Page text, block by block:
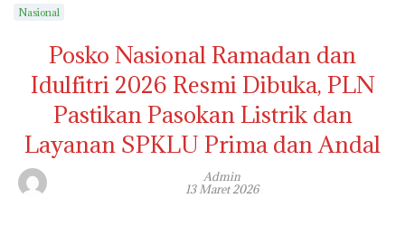
Nasional
Posko Nasional Ramadan dan
Idulfitri 2026 Resmi Dibuka, PLN
Pastikan Pasokan Listrik dan
Layanan SPKLU Prima dan Andal
Admin
13 Maret 2026